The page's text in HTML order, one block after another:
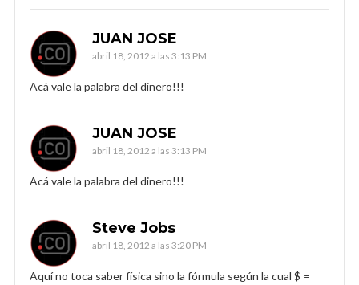
JUAN JOSE
abril 18, 2012 a las 3:13 PM
Acá vale la palabra del dinero!!!
JUAN JOSE
abril 18, 2012 a las 3:13 PM
Acá vale la palabra del dinero!!!
Steve Jobs
abril 18, 2012 a las 3:20 PM
Aquí no toca saber física sino la fórmula según la cual $ =